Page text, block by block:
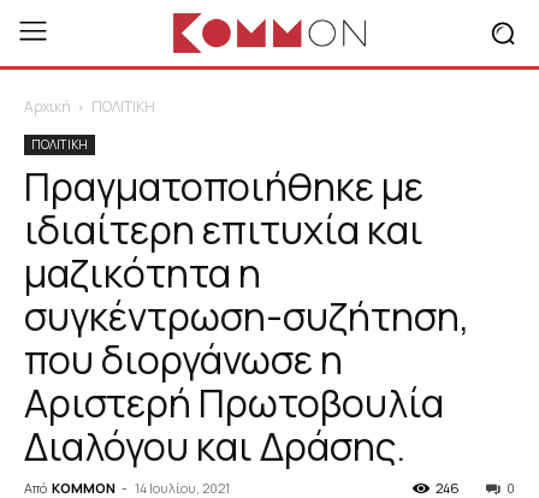
Αρχική ΠΟΛΙΤΙΚΗ
ΠΟΛΙΤΙΚΗ
Πραγματοποιήθηκε με
ιδιαίτερη επιτυχία και
μαζικότητα η
συγκέντρωση-συζήτηση,
που διοργάνωσε η
Αριστερή Πρωτοβουλία
Διαλόγου και Δράσης.
Από KOMMON - 14 Ιουλίου, 2021 0
246